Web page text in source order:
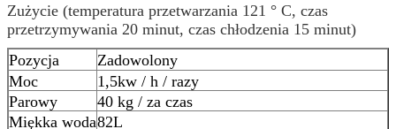
Zużycie (temperatura przetwarzania 121 ° C, czas
przetrzymywania 20 minut, czas chłodzenia 15 minut)
Pozycja
Zadowolony
Moc
1,5kw / h / razy
Parowy
40 kg / za czas
Miękka woda82L